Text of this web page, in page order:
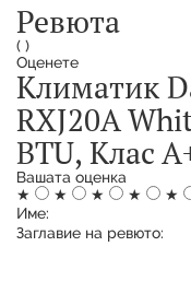
Ревюта
( )
Оценете
Климатик
RXJ20A
BTU, Клас
Вашата оценка
★
★ ★ ★
★
Име:
Заглавие на ревюто: